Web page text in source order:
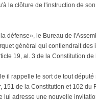
la clôture de l'instruction de
défense», le Bureau de
général qui contiendrait des
19, al. 3 de la Constitution
il rappelle le sort de tout
de la Constitution et 102 du
adresse une nouvelle